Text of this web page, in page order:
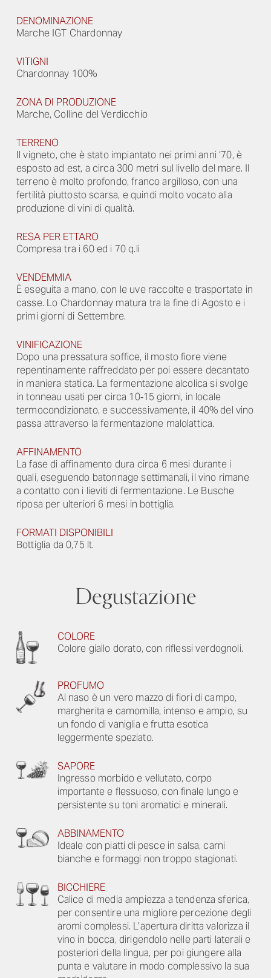
DENOMINAZIONE
Marche IGT Chardonnay
VITIGNI
Chardonnay 100%
ZONA DI PRODUZIONE
Marche, Colline del Verdicchio
TERRENO
Il vigneto, che è stato impiantato nei primi anni ‘70, è
esposto ad est, a circa 300 metri sul livello del mare. Il
terreno è molto profondo, franco argilloso, con una
fertilità piuttosto scarsa, e quindi molto vocato alla
produzione di vini di qualità.
RESA PER ETTARO
Compresa tra i 60 ed i 70 q.li
VENDEMMIA
È eseguita a mano, con le uve raccolte e trasportate in
casse. Lo Chardonnay matura tra la fine di Agosto e i
primi giorni di Settembre.
VINIFICAZIONE
Dopo una pressatura soffice, il mosto fiore viene
repentinamente raffreddato per poi essere decantato
in maniera statica. La fermentazione alcolica si svolge
in tonneau usati per circa 10‐15 giorni, in locale
termocondizionato, e successivamente, il 40% del vino
passa attraverso la fermentazione malolattica.
AFFINAMENTO
La fase di affinamento dura circa 6 mesi durante i
quali, eseguendo batonnage settimanali, il vino rimane
a contatto con i lieviti di fermentazione. Le Busche
riposa per ulteriori 6 mesi in bottiglia.
FORMATI DISPONIBILI
Bottiglia da 0,75 lt.
Degustazione
COLORE
Colore giallo dorato, con riflessi verdognoli.
PROFUMO
Al naso è un vero mazzo di fiori di campo,
margherita e camomilla, intenso e ampio, su
un fondo di vaniglia e frutta esotica
leggermente speziato.
SAPORE
Ingresso morbido e vellutato, corpo
importante e flessuoso, con finale lungo e
persistente su toni aromatici e minerali.
ABBINAMENTO
Ideale con piatti di pesce in salsa, carni
bianche e formaggi non troppo stagionati.
BICCHIERE
Calice di media ampiezza a tendenza sferica,
per consentire una migliore percezione degli
aromi complessi. L’apertura diritta valorizza il
vino in bocca, dirigendolo nelle parti laterali e
posteriori della lingua, per poi giungere alla
punta e valutare in modo complessivo la sua